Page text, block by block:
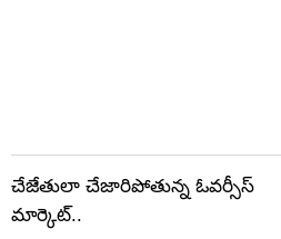
చేజేతులా చేజారిపోతున్న ఓవర్సీస్
మార్కెట్..